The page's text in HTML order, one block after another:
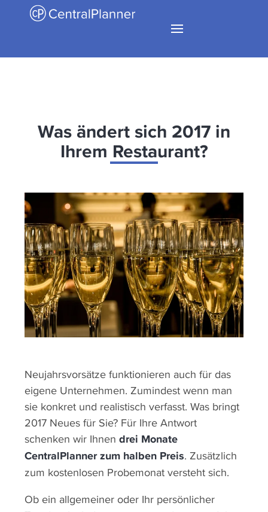
Was ändert sich 2017 in
Ihrem Restaurant?
Neujahrsvorsätze funktionieren auch für das
eigene Unternehmen. Zumindest wenn man
sie konkret und realistisch verfasst. Was bringt
2017 Neues für Sie? Für Ihre Antwort
schenken wir Ihnen drei Monate
CentralPlanner zum halben Preis. Zusätzlich
zum kostenlosen Probemonat versteht sich.
Ob ein allgemeiner oder Ihr persönlicher